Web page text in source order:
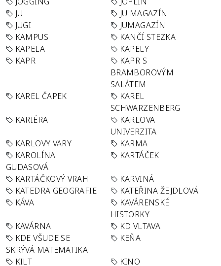
JU
JU MAGAZÍN
JUGI
JUMAGAZÍN
KAMPUS
KANČÍ STEZKA
KAPELA
KAPELY
KAPR
KAPR S
BRAMBOROVÝM
SALÁTEM
KAREL ČAPEK
KAREL
SCHWARZENBERG
KARIÉRA
KARLOVA
UNIVERZITA
KARLOVY VARY
KARMA
KAROLÍNA
GUDASOVÁ
KARTÁČEK
KARTÁČKOVÝ VRAH
KARVINÁ
KATEDRA GEOGRAFIE
KATEŘINA ŽEJDLOVÁ
KÁVA
KAVÁRENSKÉ
HISTORKY
KAVÁRNA
KD VLTAVA
KDE VŠUDE SE
SKRÝVÁ MATEMATIKA
KEŇA
KILT KINO